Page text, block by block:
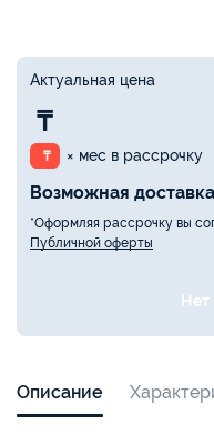
Актуальная цена
₸
₸ × мес в рассрочку
Возможная доставка
*Оформляя рассрочку вы
Публичной оферты
Нет
Описание